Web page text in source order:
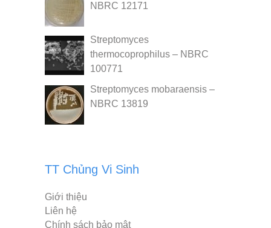
NBRC 12171
Streptomyces
thermocoprophilus – NBRC
100771
Streptomyces mobaraensis –
NBRC 13819
TT Chủng Vi Sinh
Giới thiệu
Liên hệ
Chính sách bảo mật